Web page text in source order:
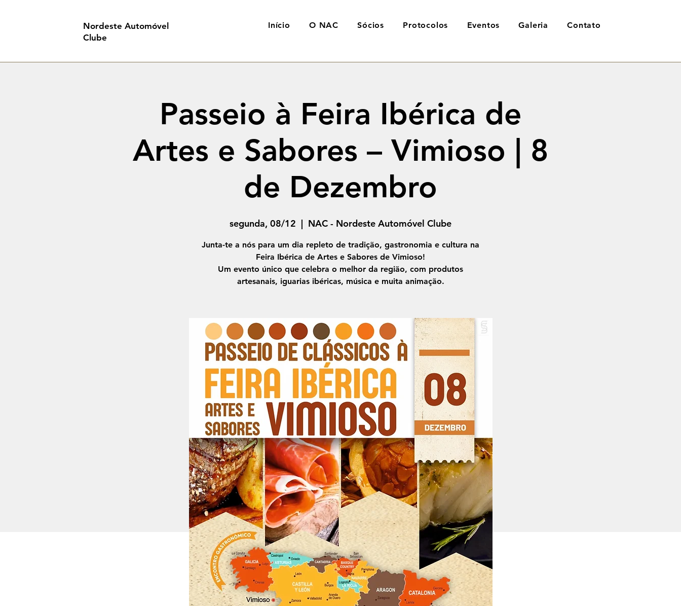
Nordeste Automóvel
Clube
Início O NAC Sócios Protocolos Eventos Galeria Contato
Passeio à Feira Ibérica de
Artes e Sabores – Vimioso | 8
de Dezembro
segunda, 08/12
  |
NAC - Nordeste Automóvel Clube
Junta-te a nós para um dia repleto de tradição, gastronomia e cultura na
Feira Ibérica de Artes e Sabores de Vimioso!
Um evento único que celebra o melhor da região, com produtos
artesanais, iguarias ibéricas, música e muita animação.